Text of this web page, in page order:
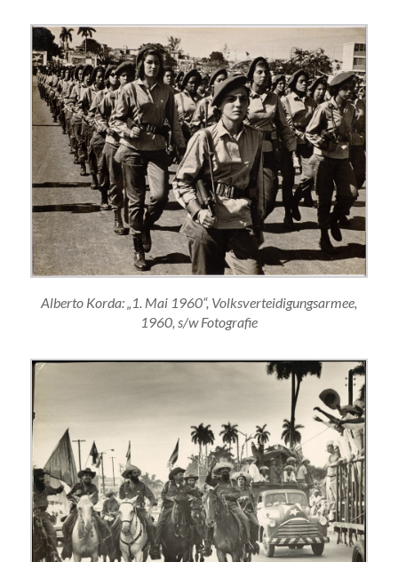
Alberto Korda: „1. Mai 1960“, Volksverteidigungsarmee,
1960, s/w Fotografie